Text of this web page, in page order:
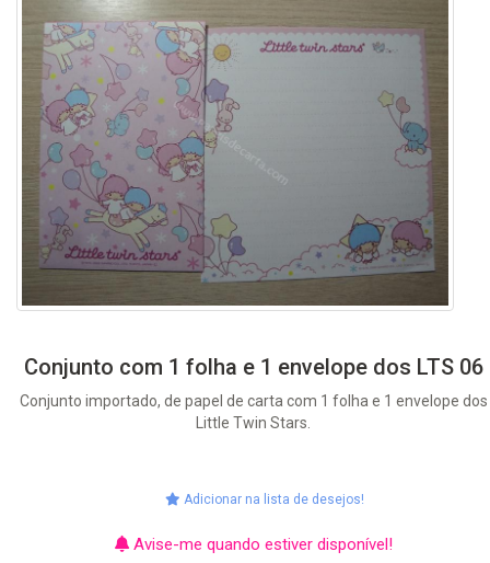
Conjunto com 1 folha e 1 envelope dos LTS 06
Conjunto importado, de papel de carta com 1 folha e 1 envelope dos
Little Twin Stars.
Adicionar na lista de desejos!
Avise-me quando estiver disponível!